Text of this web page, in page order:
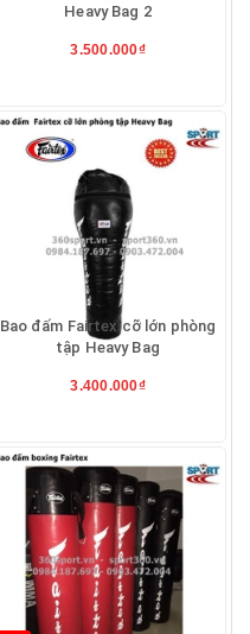
Heavy Bag 2
3.500.000₫
Bao đấm Fairtex cỡ lớn phòng
tập Heavy Bag
3.400.000₫